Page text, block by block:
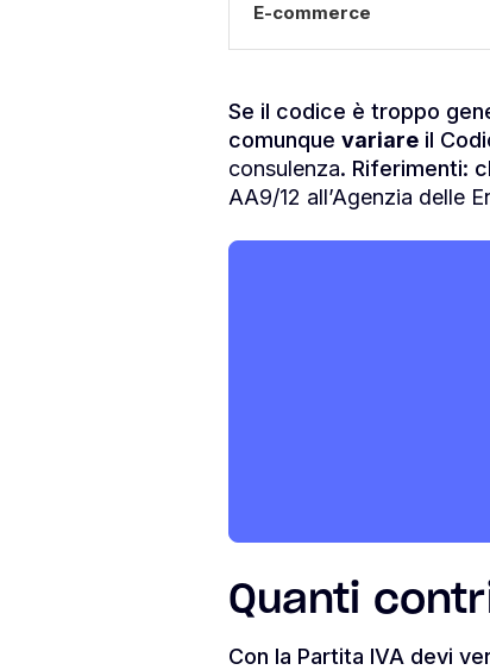
E-commerce
Se il codice è troppo
comunque variare il
consulenza. Riferimenti:
AA9/12 all’Agenzia delle
Quanti
Con la Partita IVA devi